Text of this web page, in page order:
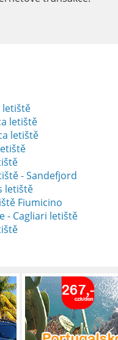
letiště
letiště
- Sandefjord
letiště
Fiumicino
- Cagliari letiště
výborný způsob, jak
Kompletní průvodce